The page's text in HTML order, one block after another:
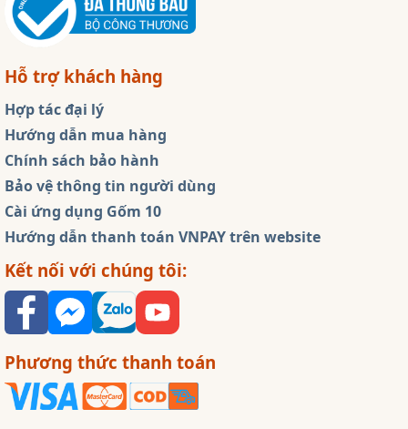
Hỗ trợ khách hàng
Hợp tác đại lý
Hướng dẫn mua hàng
Chính sách bảo hành
Bảo vệ thông tin người dùng
Cài ứng dụng Gốm 10
Hướng dẫn thanh toán VNPAY trên website
Kết nối với chúng tôi:
Phương thức thanh toán